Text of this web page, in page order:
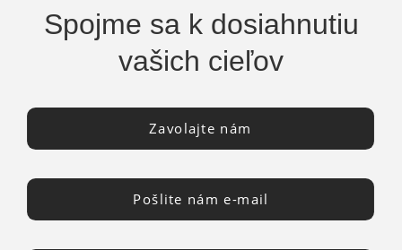
Spojme sa k dosiahnutiu
vašich cieľov
Zavolajte nám
Pošlite nám e-mail